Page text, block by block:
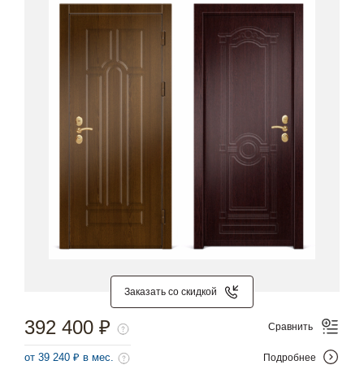
Заказать со скидкой
392 400 ₽
от 39 240 ₽ в мес.
Сравнить
Подробнее